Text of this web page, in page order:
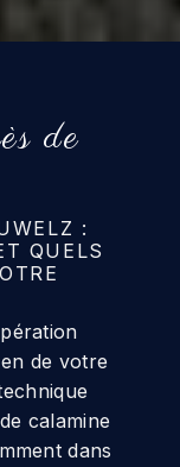
de
:
QUELS
de votre
calamine
dans